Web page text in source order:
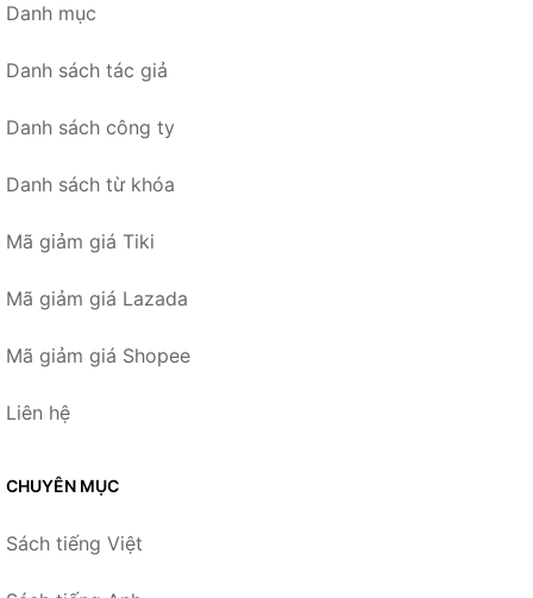
Danh mục
Danh sách tác giả
Danh sách công ty
Danh sách từ khóa
Mã giảm giá Tiki
Mã giảm giá Lazada
Mã giảm giá Shopee
Liên hệ
CHUYÊN MỤC
Sách tiếng Việt